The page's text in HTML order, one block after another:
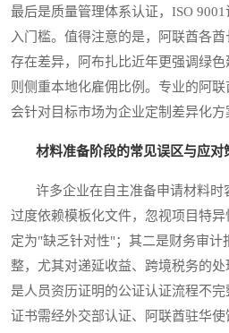
最后是质量管理体系认证，ISO
入门槛。值得注意的是，阿联酋各
存在差异，阿布扎比近年更强调绿
则侧重本地化雇佣比例。专业的阿
会针对目标市场为企业定制差异化方
材料准备阶段的常见误区与应对
许多企业在自主准备申请材料时
过度依赖模板化文件，忽视项目特
定为"缺乏针对性"；其二是财务审计
整，尤其对递延收益、跨境税务的
是人员资历证明的公证认证流程不
证书需经外交部认证、阿联酋驻华